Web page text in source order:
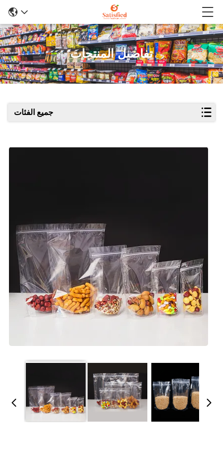
تفاصيل المنتجات
جميع الفئات